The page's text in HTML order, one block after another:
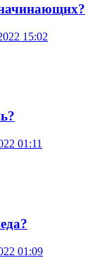
15:02
01:11
01:09